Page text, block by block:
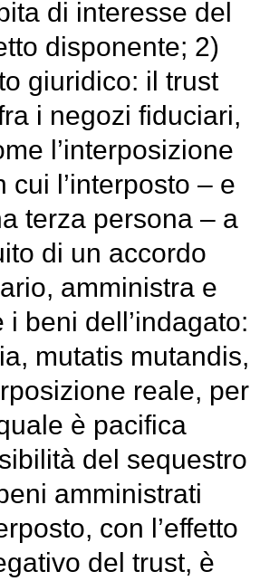
di interesse del
disponente; 2)
giuridico: il trust
i negozi fiduciari,
l’interposizione
cui l’interposto – e
terza persona – a
di un accordo
amministra e
i beni dell’indagato:
mutatis mutandis,
reale, per
è pacifica
del sequestro
amministrati
con l’effetto
del trust, è